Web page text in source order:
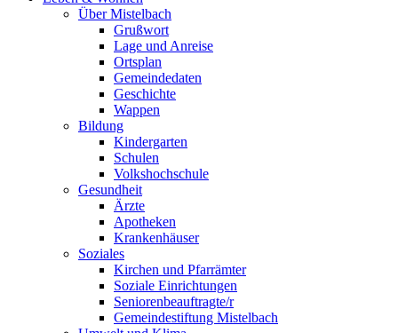
Über Mistelbach
Grußwort
Lage und Anreise
Ortsplan
Gemeindedaten
Geschichte
Wappen
Bildung
Kindergarten
Schulen
Volkshochschule
Gesundheit
Ärzte
Apotheken
Krankenhäuser
Soziales
Kirchen und Pfarrämter
Soziale Einrichtungen
Seniorenbeauftragte/r
Gemeindestiftung Mistelbach